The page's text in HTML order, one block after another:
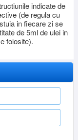
indicate de
(de regula cu
in fiecare zi se
de 5ml de ulei in
folosite).